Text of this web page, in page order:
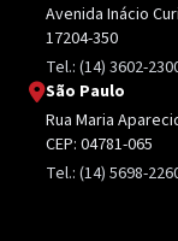
Avenida Inácio
17204-350
Tel.: (14) 3602-
São Paulo
Rua Maria
CEP: 04781-065
Tel.: (14) 5698-